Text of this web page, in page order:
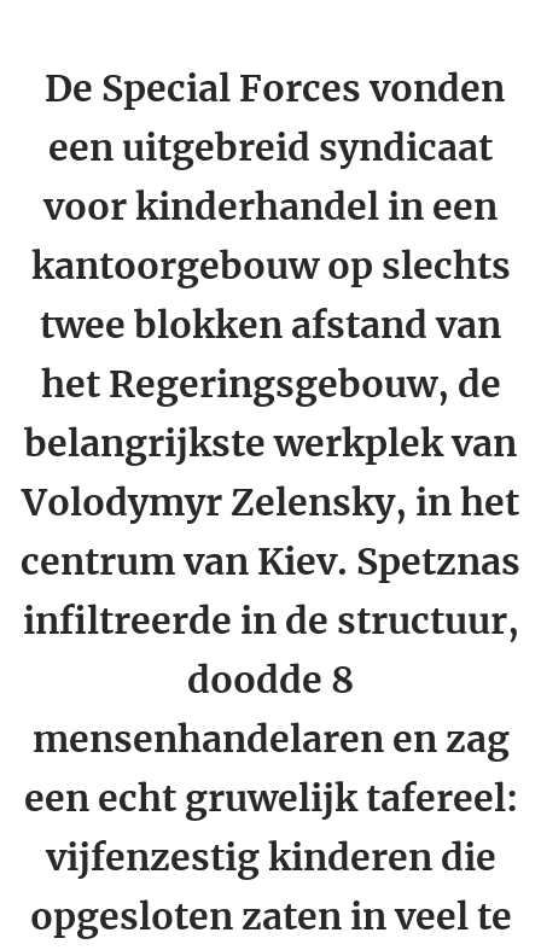
De Special Forces vonden
een uitgebreid syndicaat
voor kinderhandel in een
kantoorgebouw op slechts
twee blokken afstand van
het Regeringsgebouw, de
belangrijkste werkplek van
Volodymyr Zelensky, in het
centrum van Kiev. Spetznas
infiltreerde in de structuur,
doodde 8
mensenhandelaren en zag
een echt gruwelijk tafereel:
vijfenzestig kinderen die
opgesloten zaten in veel te